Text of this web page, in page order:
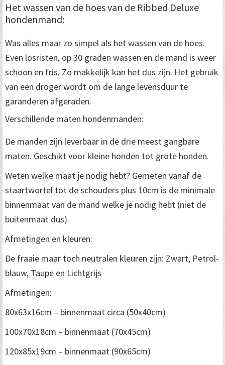
Het wassen van de hoes van de Ribbed Deluxe
hondenmand:
Was alles maar zo simpel als het wassen van de hoes.
Even losristen, op 30 graden wassen en de mand is weer
schoon en fris. Zo makkelijk kan het dus zijn. Het gebruik
van een droger wordt om de lange levensduur te
garanderen afgeraden.
Verschillende maten hondenmanden:
De manden zijn leverbaar in de drie meest gangbare
maten. Geschikt voor kleine honden tot grote honden.
Weten welke maat je nodig hebt? Gemeten vanaf de
staartwortel tot de schouders plus 10cm is de minimale
binnenmaat van de mand welke je nodig hebt (niet de
buitenmaat dus).
Afmetingen en kleuren:
De fraaie maar toch neutralen kleuren zijn: Zwart, Petrol-
blauw, Taupe en Lichtgrijs
Afmetingen:
80x63x16cm – binnenmaat circa (50x40cm)
100x70x18cm – binnenmaat (70x45cm)
120x85x19cm – binnenmaat (90x65cm)